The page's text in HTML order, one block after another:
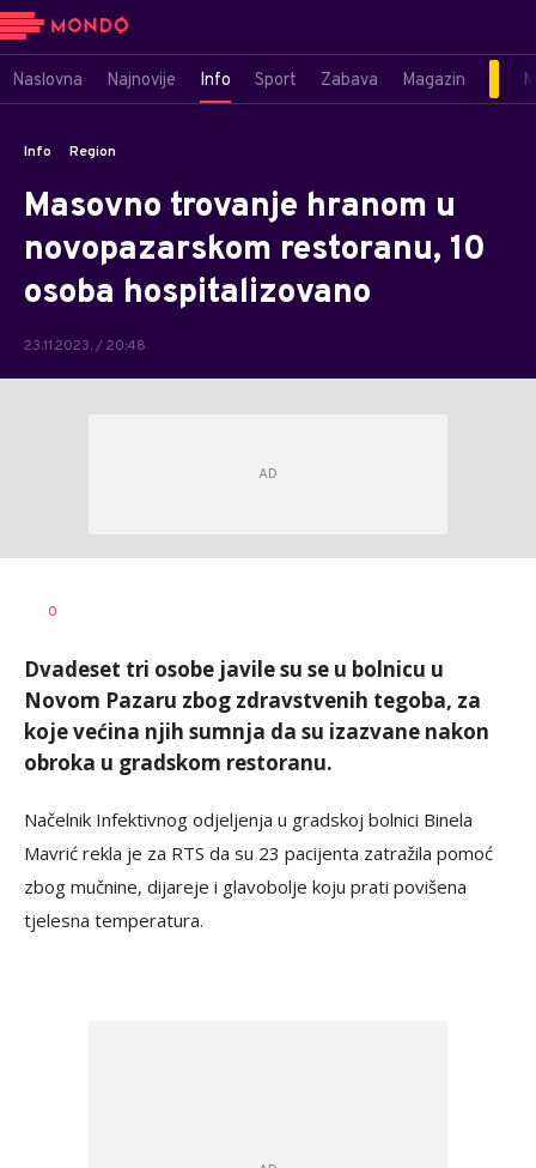
Naslovna Najnovije Info Sport Zabava Magazin
Info Region
Masovno trovanje hranom u
novopazarskom restoranu, 10
osoba hospitalizovano
23.11.2023. / 20:48
AUTOR
0
Dvadeset tri osobe javile su se u bolnicu u
Novom Pazaru zbog zdravstvenih tegoba, za
koje većina njih sumnja da su izazvane nakon
obroka u gradskom restoranu.
Načelnik Infektivnog odjeljenja u gradskoj bolnici Binela
Mavrić rekla je za RTS da su 23 pacijenta zatražila pomoć
zbog mučnine, dijareje i glavobolje koju prati povišena
tjelesna temperatura.